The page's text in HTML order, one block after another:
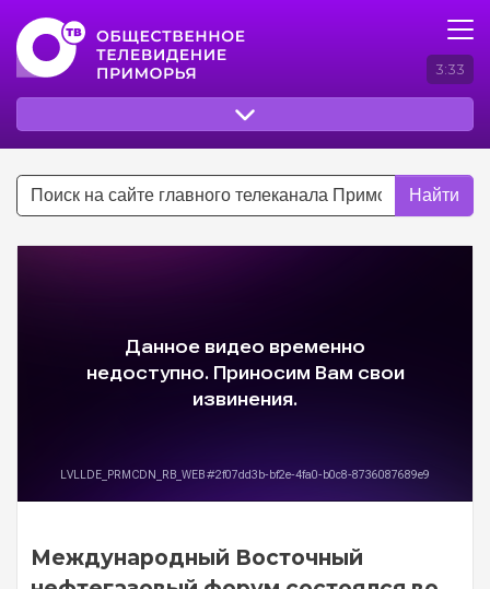
3:33
Найти
Международный Восточный